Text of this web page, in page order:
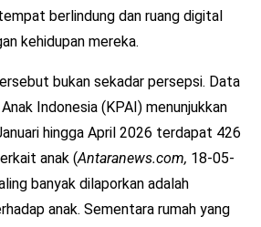
berlindung dan ruang digital
kehidupan mereka.
bukan sekadar persepsi. Data
Indonesia (KPAI) menunjukkan
hingga April 2026 terdapat 426
anak (Antaranews.com, 18-05-
banyak dilaporkan adalah
anak. Sementara rumah yang